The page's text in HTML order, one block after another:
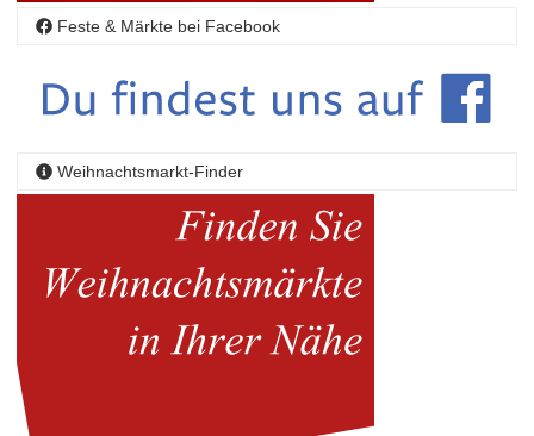
Feste & Märkte bei Facebook
Weihnachtsmarkt-Finder